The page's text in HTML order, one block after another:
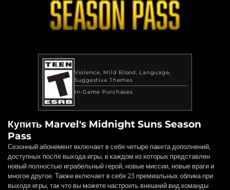
Violence Mild Blood
Language
Suggestive Themes
In-Game Purchases
Купить Marvel's Midnight Suns Season
Pass
Сезонный абонемент включает в себя четыре пакета дополнений,
доступных после выхода игры, в каждом из которых представлен
новый полностью играбельный герой, новые миссии, новые враги и
многое другое. Также включает в себя 23 премиальных облика при
выходе игры, так что вы можете настроить внешний вид команды